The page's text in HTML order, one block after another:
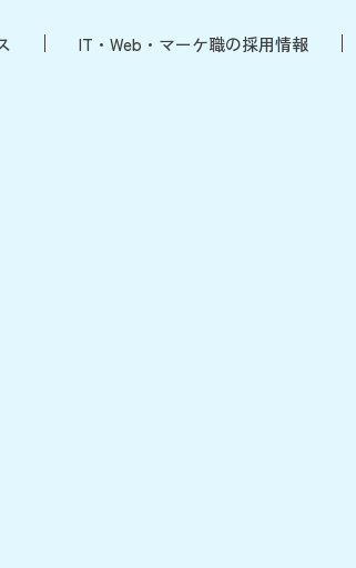
IT・Web・マーケ職の採用情報